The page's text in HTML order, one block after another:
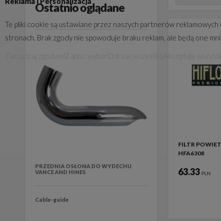
Ostatnio oglądane
PRZEDNIA OSŁONA DO WYDECHU
VANCE AND HINES
Cable-guide
FILTR
HFA6308
63.33 PLN
Te pliki cookie są ustawiane przez naszych partnerów
stronach. Brak zgody nie spowoduje braku reklam, ale będą one
Zarządzaj zgodami